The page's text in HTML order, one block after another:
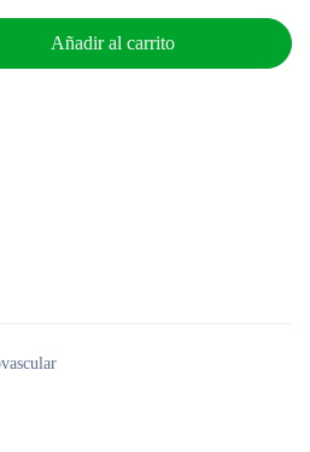
Añadir al carrito